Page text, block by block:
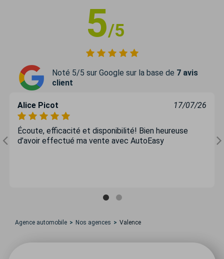
5/5
Noté 5/5 sur Google sur la base de 7 avis
client
Alice Picot 17/07/26
Écoute, efficacité et disponibilité! Bien heureuse
d’avoir effectué ma vente avec AutoEasy
Agence automobile Nos agences Valence